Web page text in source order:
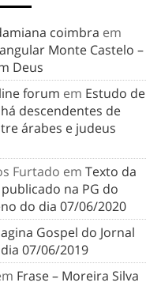
coimbra em
Monte Castelo –
Deus
forum em Estudo de
descendentes de
árabes e judeus
Furtado em Texto da
na PG do
do dia 07/06/2020
Gospel do Jornal
07/06/2019
Frase – Moreira Silva